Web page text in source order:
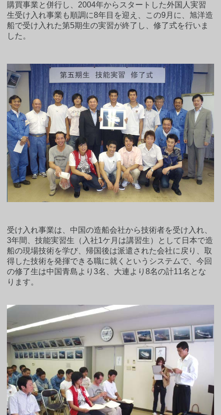
購買事業と併行し、2004年からスタートした外国人実習
生受け入れ事業も順調に8年目を迎え、この9月に、旭洋造
船で受け入れた第5期生の実習が終了し、修了式を行いま
した。
受け入れ事業は、中国の造船会社から技術者を受け入れ、
3年間、技能実習生（入社1ケ月は講習生）として日本で造
船の現場技術を学び、帰国後は派遣された会社に戻り、取
得した技術を発揮できる職に就くというシステムで、今回
の修了生は中国青島より3名、大連より8名の計11名とな
ります。